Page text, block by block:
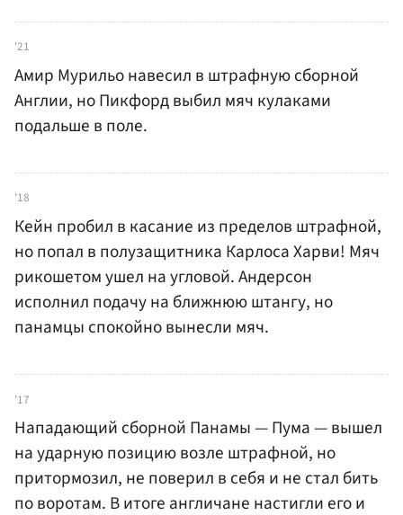
'21
Амир Мурильо навесил в штрафную сборной
Англии, но Пикфорд выбил мяч кулаками
подальше в поле.
'18
Кейн пробил в касание из пределов штрафной,
но попал в полузащитника Карлоса Харви! Мяч
рикошетом ушел на угловой. Андерсон
исполнил подачу на ближнюю штангу, но
панамцы спокойно вынесли мяч.
'17
Нападающий сборной Панамы — Пума — вышел
на ударную позицию возле штрафной, но
притормозил, не поверил в себя и не стал бить
по воротам. В итоге англичане настигли его и